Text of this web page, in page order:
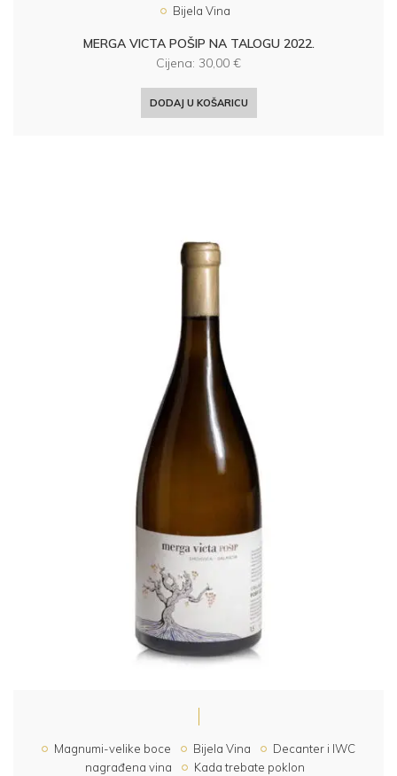
Bijela Vina
MERGA VICTA POŠIP NA TALOGU 2022.
Cijena: 30,00 €
DODAJ U KOŠARICU
Magnumi-velike boce Bijela Vina
Decanter i IWC
nagrađena vina
Kada trebate poklon